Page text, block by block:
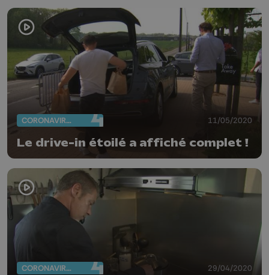
CORONAVIRUS 11/05/2020
Le drive-in étoilé a affiché complet !
CORONAVIRUS 29/04/2020